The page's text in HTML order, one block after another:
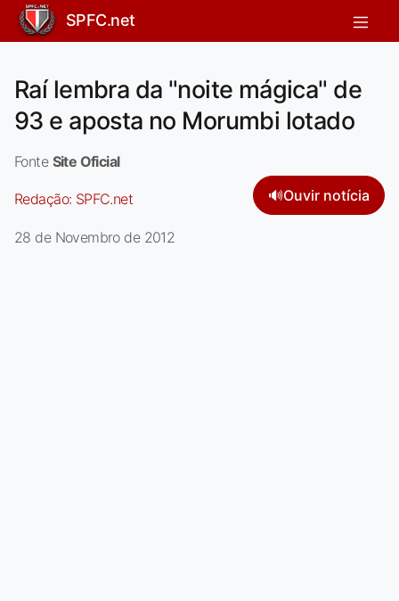
SPFC.net
Raí lembra da "noite mágica" de
93 e aposta no Morumbi lotado
Fonte Site Oficial
Redação: SPFC.net 🔊Ouvir notícia
28 de Novembro de 2012